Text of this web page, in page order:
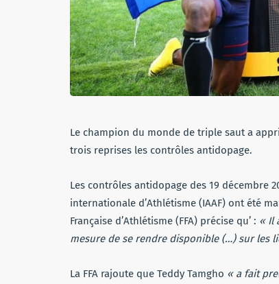
Le champion du monde de triple saut a
trois reprises les contrôles antidopage.
Les contrôles antidopage des 19 décembre
internationale d’Athlétisme (IAAF) ont été
Française d’Athlétisme (FFA) précise qu’ : « Il
mesure de se rendre disponible (…) sur les
La FFA rajoute que Teddy Tamgho « a fait